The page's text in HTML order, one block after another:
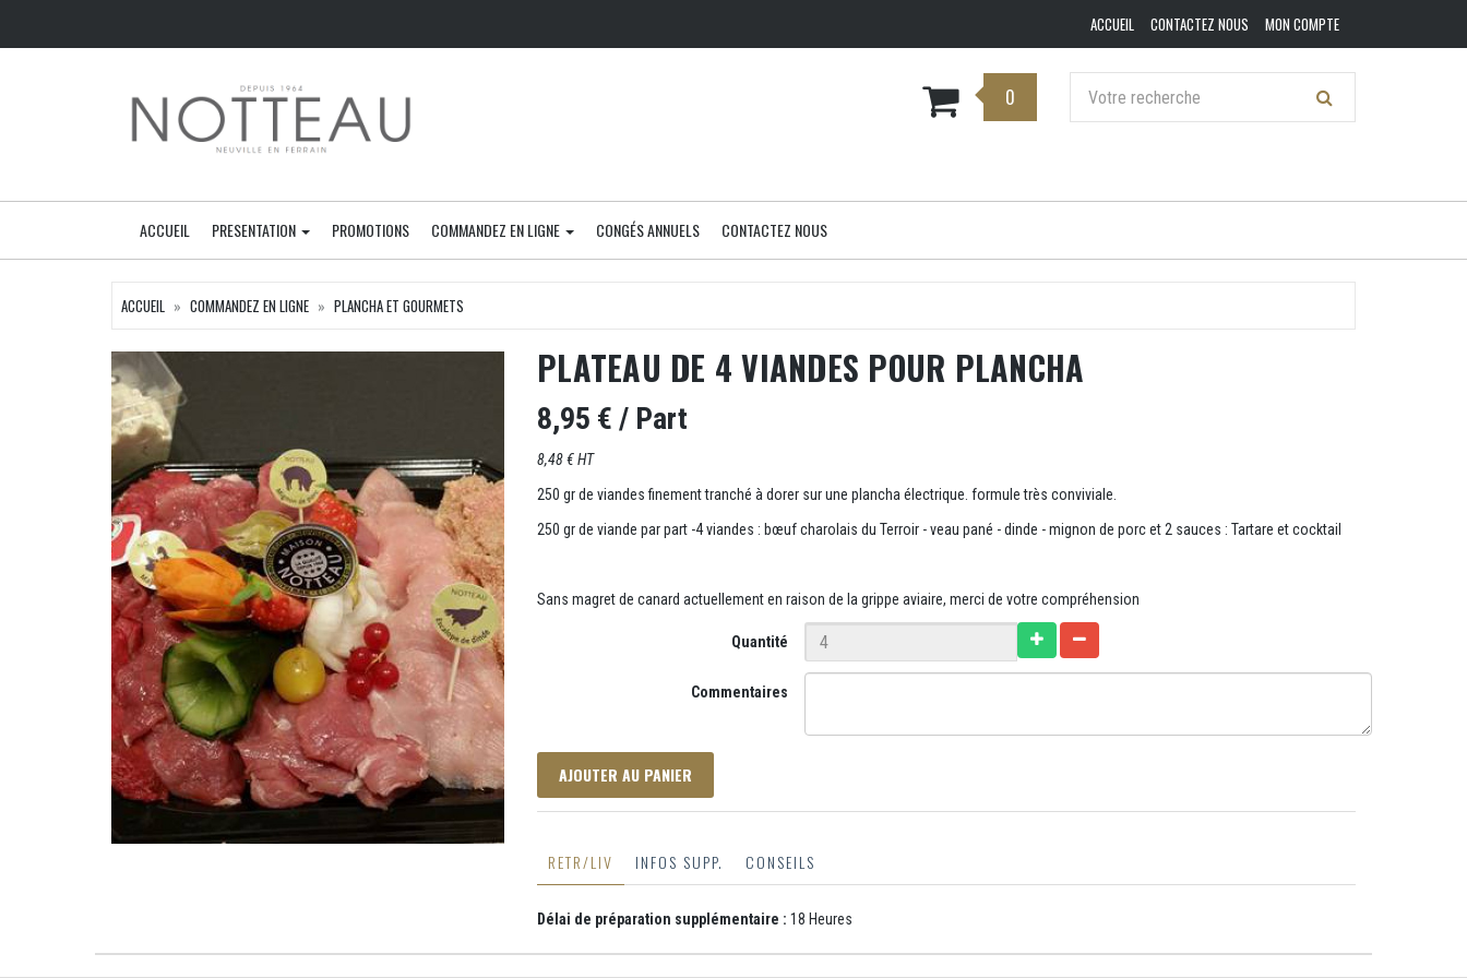
ACCUEIL CONTACTEZ NOUS MON COMPTE
0
ACCUEIL PRESENTATION PROMOTIONS COMMANDEZ EN LIGNE CONGÉS ANNUELS CONTACTEZ NOUS
ACCUEIL COMMANDEZ EN LIGNE PLANCHA ET GOURMETS
PLATEAU DE 4 VIANDES POUR PLANCHA
8,95 € / Part
8,48 € HT
250 gr de viandes finement tranché à dorer sur une plancha électrique. formule très conviviale.
250 gr de viande par part -4 viandes : bœuf charolais du Terroir - veau pané - dinde - mignon de porc et 2 sauces : Tartare et cocktail
Sans magret de canard actuellement en raison de la grippe aviaire, merci de votre compréhension
Quantité
Commentaires
AJOUTER AU PANIER
RETR/LIV INFOS SUPP. CONSEILS
Délai de préparation supplémentaire : 18 Heures